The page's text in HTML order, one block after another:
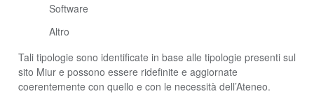
Software
Altro
Tali tipologie sono identificate in base alle tipologie presenti sul
sito Miur e possono essere ridefinite e aggiornate
coerentemente con quello e con le necessità dell’Ateneo.